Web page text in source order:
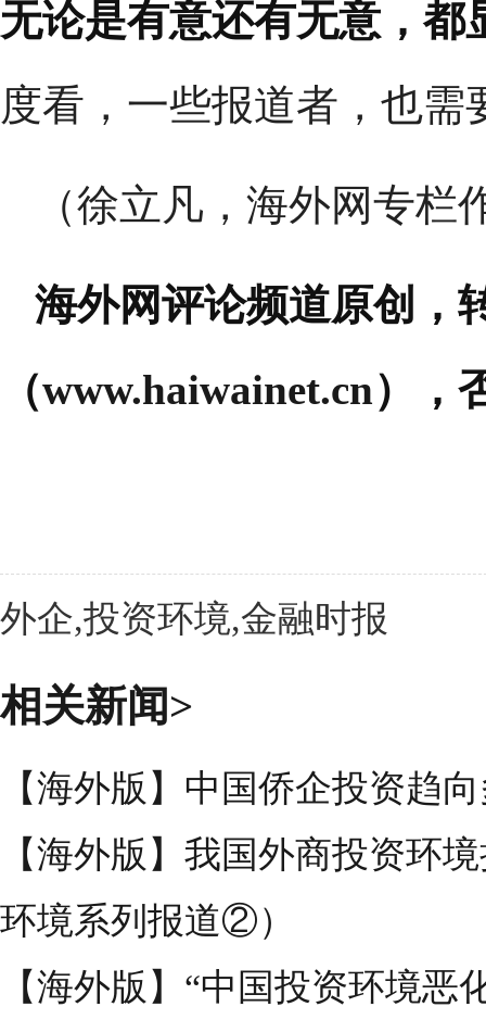
无论是有意还有无意，都
度看，一些报道者，也需
（徐立凡，海外网专栏
海外网评论频道原创，
（www.haiwainet.cn），
外企,投资环境,金融时报
相关新闻>
【海外版】中国侨企投资趋
【海外版】我国外商投资环
环境系列报道②）
【海外版】“中国投资环境